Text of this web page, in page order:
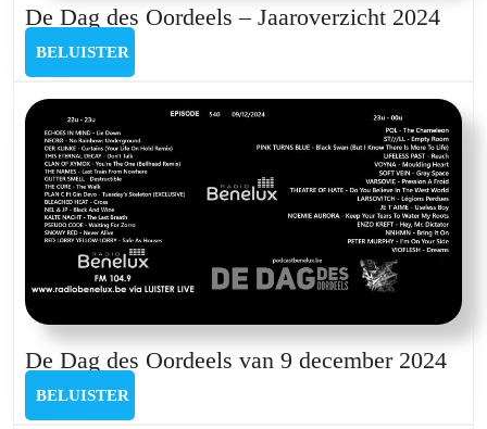
De Dag des Oordeels – Jaaroverzicht 2024De
–
2024
BELUISTER
De Dag des Oordeels van 9 december 2024De
BELUISTER